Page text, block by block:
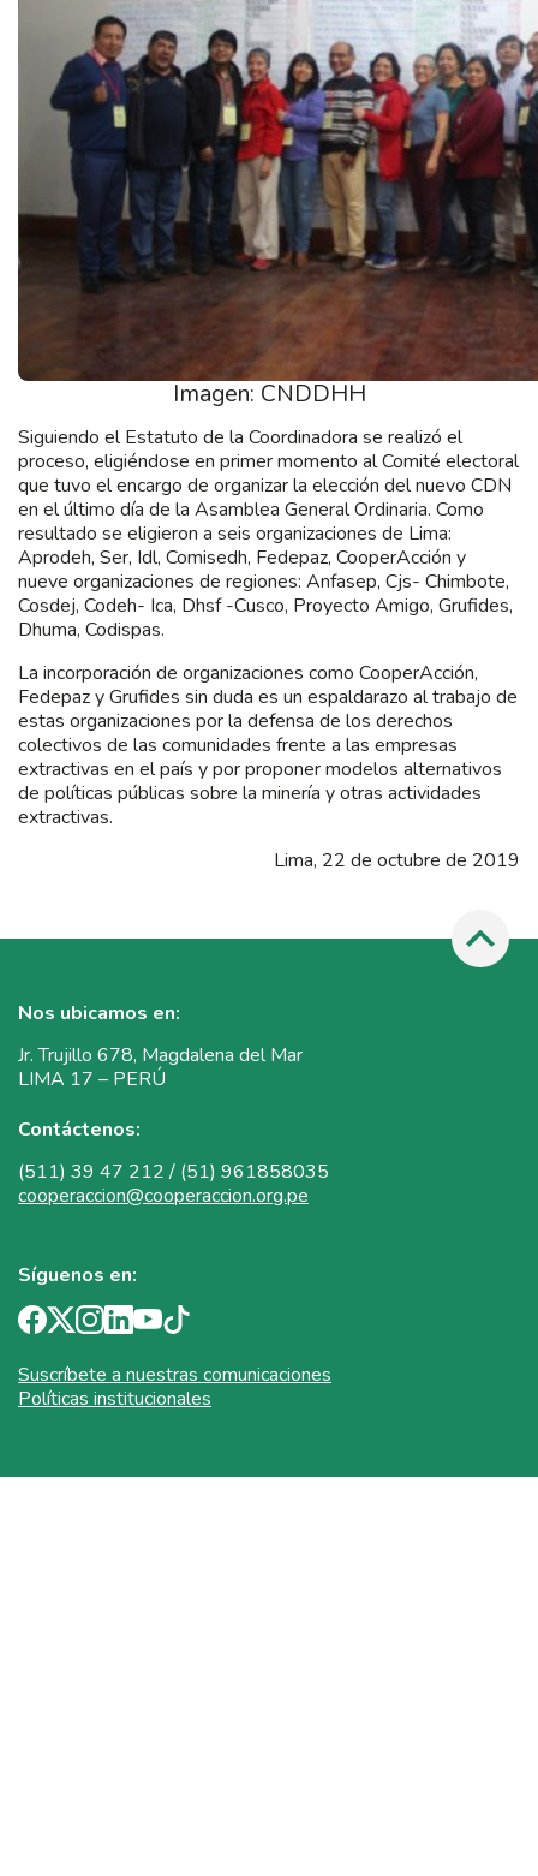
Imagen: CNDDHH
Siguiendo el Estatuto de la Coordinadora se realizó el
proceso, eligiéndose en primer momento al Comité electoral
que tuvo el encargo de organizar la elección del nuevo CDN
en el último día de la Asamblea General Ordinaria. Como
resultado se eligieron a seis organizaciones de Lima:
Aprodeh, Ser, Idl, Comisedh, Fedepaz, CooperAcción y
nueve organizaciones de regiones: Anfasep, Cjs- Chimbote,
Cosdej, Codeh- Ica, Dhsf -Cusco, Proyecto Amigo, Grufides,
Dhuma, Codispas.
La incorporación de organizaciones como CooperAcción,
Fedepaz y Grufides sin duda es un espaldarazo al trabajo de
estas organizaciones por la defensa de los derechos
colectivos de las comunidades frente a las empresas
extractivas en el país y por proponer modelos alternativos
de políticas públicas sobre la minería y otras actividades
extractivas.
Lima, 22 de octubre de 2019
Nos ubicamos en:
Jr. Trujillo 678, Magdalena del Mar
LIMA 17 – PERÚ
Contáctenos:
(511) 39 47 212 / (51) 961858035
cooperaccion@cooperaccion.org.pe
Síguenos en:
Suscríbete a nuestras comunicaciones
Políticas institucionales